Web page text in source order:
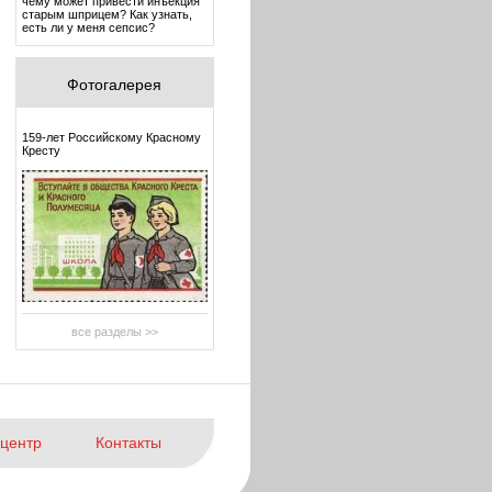
старым шприцем? Как узнать,
есть ли у меня сепсис?
Фотогалерея
159-лет Российскому Красному
Кресту
все разделы >>
Контакты